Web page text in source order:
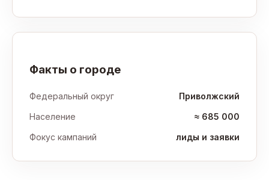
Факты о городе
Федеральный округ
Приволжский
Население
≈ 685 000
Фокус кампаний
лиды и заявки